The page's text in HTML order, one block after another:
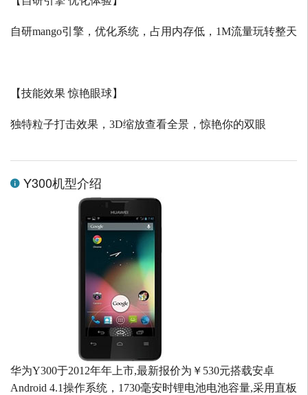
自研mango引擎，优化系统，占用内存低， 1M流量玩转整天
【技能效果 惊艳眼球】
独特粒子打击效果， 3D缩放查看全景，惊艳你的双眼
Y300机型介绍
华为Y300于2012年年上市,最新报价为￥530元搭载安卓
Android 4.1操作系统，1730毫安时锂电池电池容量,采用直板